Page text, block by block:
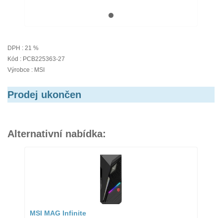
DPH : 21 %
Kód : PCB225363-27
Výrobce : MSI
Prodej ukončen
Alternativní nabídka:
MSI MAG Infinite